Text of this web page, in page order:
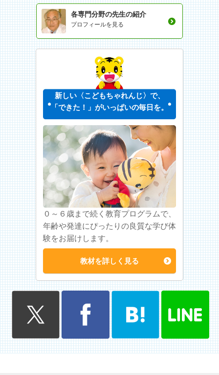
各専門分野の先生の紹介
プロフィールを見る
新しい〈こどもちゃれんじ〉で、
「できた！」がいっぱいの毎日を。
０～６歳まで続く教育プログラムで、
年齢や発達にぴったりの良質な学び体
験をお届けします。
教材を詳しく見る